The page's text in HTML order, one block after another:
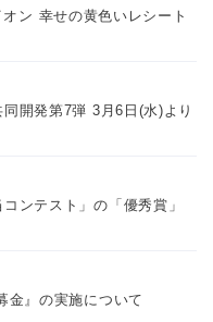
ン 幸せの黄色いレシート
開発第7弾 3月6日(水)より
ンテスト」の「優秀賞」
金』の実施について